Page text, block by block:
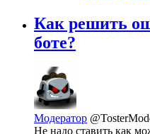
Как решить
боте?
Модератор
Не надо ставить как